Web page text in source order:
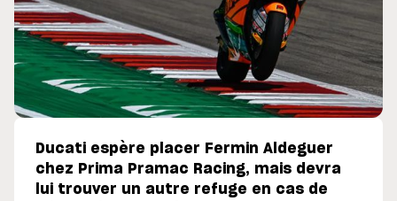
Ducati espère placer Fermin Aldeguer
chez Prima Pramac Racing, mais devra
lui trouver un autre refuge en cas de